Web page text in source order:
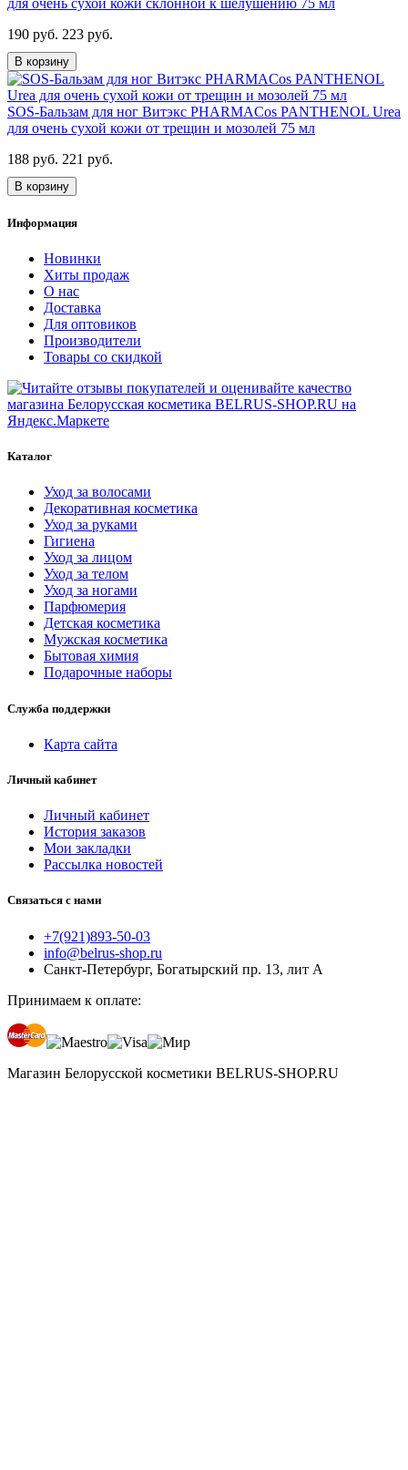
190 руб. 223 руб.
В корзину
SOS-Бальзам для ног Витэкс PHARMACos PANTHENOL Urea
для очень сухой кожи от трещин и мозолей 75 мл
188 руб. 221 руб.
В корзину
Информация
Новинки
Хиты продаж
О нас
Доставка
Для оптовиков
Производители
Товары со скидкой
Каталог
Уход за волосами
Декоративная косметика
Уход за руками
Гигиена
Уход за лицом
Уход за телом
Уход за ногами
Парфюмерия
Детская косметика
Мужская косметика
Бытовая химия
Подарочные наборы
Служба поддержки
Карта сайта
Личный кабинет
Личный кабинет
История заказов
Мои закладки
Рассылка новостей
Связаться с нами
+7(921)893-50-03
info@belrus-shop.ru
Санкт-Петербург, Богатырский пр. 13, лит А
Принимаем к оплате:
Магазин Белорусской косметики BELRUS-SHOP.RU